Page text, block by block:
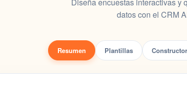
datos con el CRM
Resumen Plantillas Constructor